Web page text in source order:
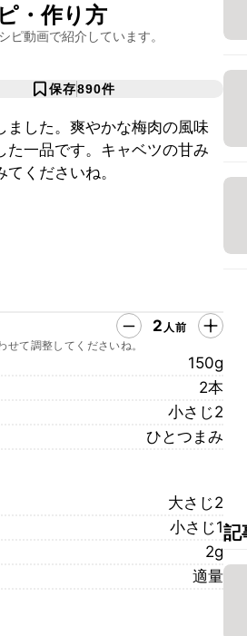
・作り方
ピ動画で紹介しています。
保存890件
ました。爽やかな梅肉の風味
た一品です。キャベツの甘み
くださいね。
2 人前
て調整してくださいね。
150g
2本
小さじ2
ひとつまみ
大さじ2
小さじ1
2g
適量
記